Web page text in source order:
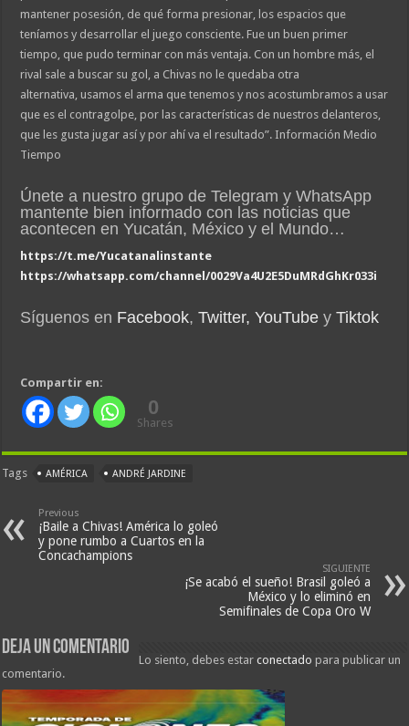
mantener posesión, de qué forma presionar, los espacios que
teníamos y desarrollar el juego consciente. Fue un buen primer
tiempo, que pudo terminar con más ventaja. Con un hombre más, el
rival sale a buscar su gol, a Chivas no le quedaba otra
alternativa, usamos el arma que tenemos y nos acostumbramos a usar
que es el contragolpe, por las características de nuestros delanteros,
que les gusta jugar así y por ahí va el resultado”. Información Medio
Tiempo
Únete a nuestro grupo de Telegram y WhatsApp
mantente bien informado con las noticias que
acontecen en Yucatán, México y el Mundo…
https://t.me/Yucatanalinstante
https://whatsapp.com/channel/0029Va4U2E5DuMRdGhKr033i
Síguenos en Facebook,Twitter, YouTube yTiktok
Compartir en:
0
Shares
Tags AMÉRICA ANDRÉ JARDINE
Previous
¡Baile a Chivas! América lo goleó
y pone rumbo a Cuartos en la
Concachampions
SIGUIENTE
¡Se acabó el sueño! Brasil goleó a
México y lo eliminó en
Semifinales de Copa Oro W
Deja un comentario
Lo siento, debes estarconectado para publicar un
comentario.